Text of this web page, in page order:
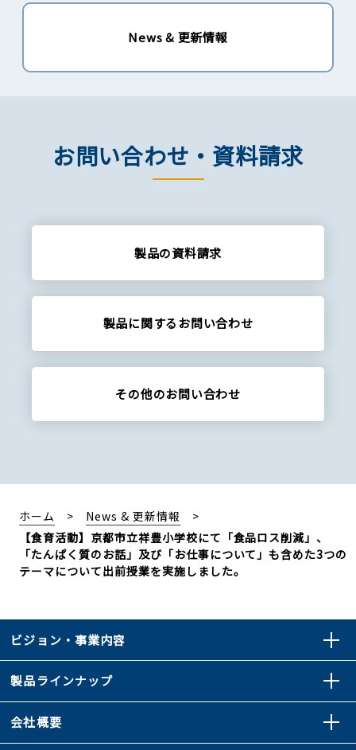
News & 更新情報
お問い合わせ・資料請求
製品の資料請求
製品に関するお問い合わせ
その他のお問い合わせ
ホーム
News & 更新情報
【食育活動】京都市立祥豊小学校にて「食品ロス削減」、
「たんぱく質のお話」及び「お仕事について」も含めた3つの
テーマについて出前授業を実施しました。
ビジョン・事業内容
製品ラインナップ
会社概要